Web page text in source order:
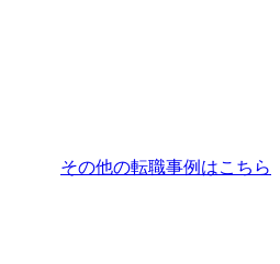
その他の転職事例はこちら